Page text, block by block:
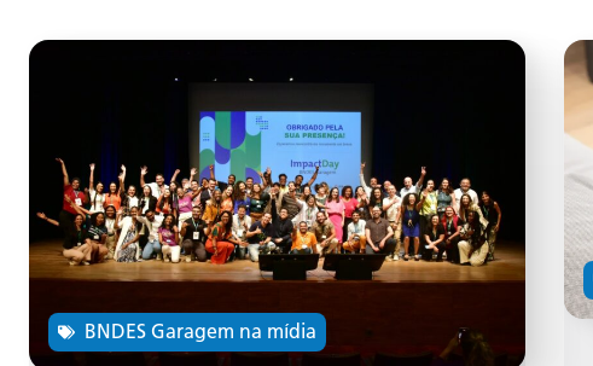
BNDES Garagem na mídia